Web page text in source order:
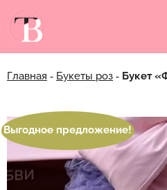
Главная ‐ Букеты роз ‐ Букет
Выгодное предложение!